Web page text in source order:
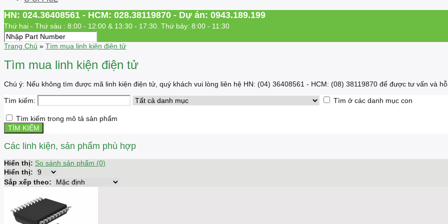
HN: 024.36408561 - HCM: 028.38119870 - Dự án: 0943.189.199
Thứ hai - Thứ sáu : 8:00 - 12:00 & 13:30 - 17:30. Thứ bảy: 8:00 - 11:30
Trang Chủ » Tìm mua linh kiện điện tử
Tìm mua linh kiện điện tử
Chú ý: Nếu không tìm được mã linh kiện điện tử, quý khách vui lòng liên hệ HN: (04) 36408561 - HCM: (08) 38119870 để được tư vấn và
Tìm kiếm: Tìm ở các danh mục con
Tìm kiếm trong mô tả sản phẩm
Các linh kiện, sản phẩm phù hợp
Hiển thị: So sánh sản phẩm (0)
Hiển thị:
Sắp xếp theo: